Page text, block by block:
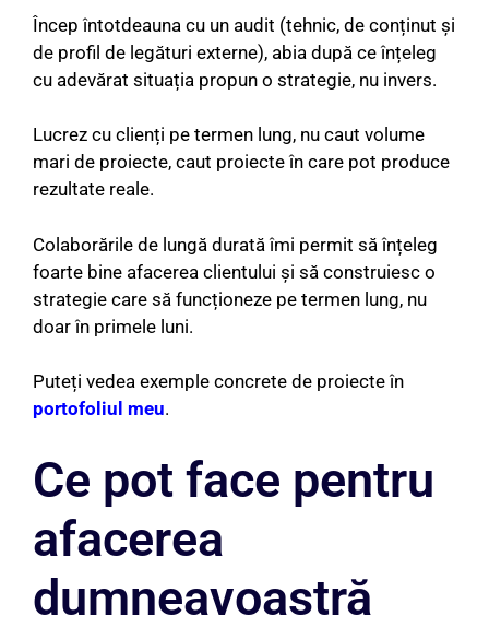
Încep întotdeauna cu un audit (tehnic, de conținut și
de profil de legături externe), abia după ce înțeleg
cu adevărat situația propun o strategie, nu invers.
Lucrez cu clienți pe termen lung, nu caut volume
mari de proiecte, caut proiecte în care pot produce
rezultate reale.
Colaborările de lungă durată îmi permit să înțeleg
foarte bine afacerea clientului și să construiesc o
strategie care să funcționeze pe termen lung, nu
doar în primele luni.
Puteți vedea exemple concrete de proiecte în
portofoliul meu.
Ce pot face pentru
afacerea
dumneavoastră